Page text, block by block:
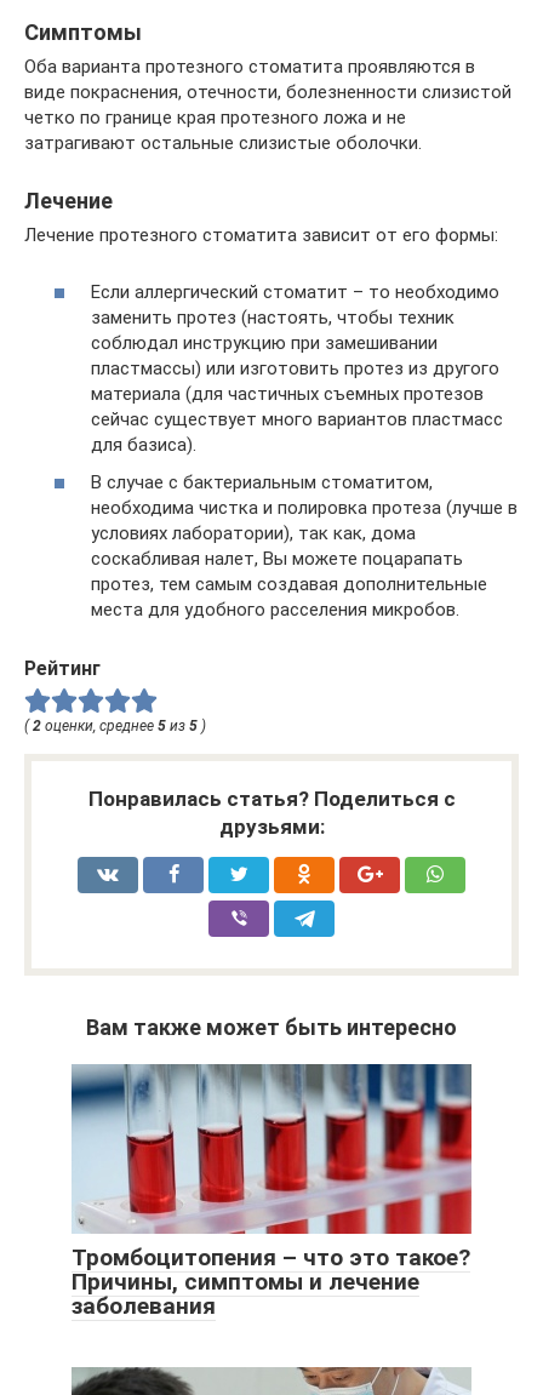
Симптомы
Оба варианта протезного стоматита проявляются в
виде покраснения, отечности, болезненности слизистой
четко по границе края протезного ложа и не
затрагивают остальные слизистые оболочки.
Лечение
Лечение протезного стоматита зависит от его формы:
Если аллергический стоматит – то необходимо
заменить протез (настоять, чтобы техник
соблюдал инструкцию при замешивании
пластмассы) или изготовить протез из другого
материала (для частичных съемных протезов
сейчас существует много вариантов пластмасс
для базиса).
В случае с бактериальным стоматитом,
необходима чистка и полировка протеза (лучше в
условиях лаборатории), так как, дома
соскабливая налет, Вы можете поцарапать
протез, тем самым создавая дополнительные
места для удобного расселения микробов.
Рейтинг
( 2 оценки, среднее 5 из 5 )
Понравилась статья? Поделиться с
друзьями:
Вам также может быть интересно
Тромбоцитопения – что это такое?
Причины, симптомы и лечение
заболевания